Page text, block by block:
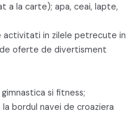
a la carte); apa, ceai, lapte,
activitati in zilele petrecute in
oferte de divertisment
si fitness;
bordul navei de croaziera